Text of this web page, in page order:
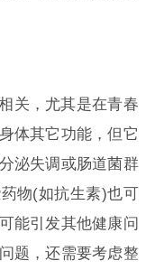
关，尤其是在青春
体其它功能，但它
泌失调或肠道菌群
物(如抗生素)也可
能引发其他健康问
题，还需要考虑整